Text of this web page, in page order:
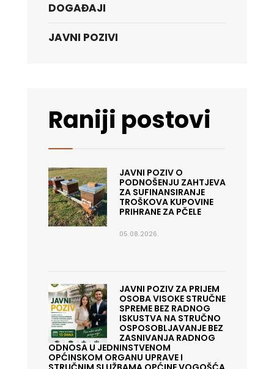
DOGAĐAJI
JAVNI POZIVI
Raniji postovi
JAVNI POZIV O
PODNOŠENJU ZAHTJEVA
ZA SUFINANSIRANJE
TROŠKOVA KUPOVINE
PRIHRANE ZA PČELE
05.08.2026.
JAVNI POZIV ZA PRIJEM
OSOBA VISOKE STRUČNE
SPREME BEZ RADNOG
ISKUSTVA NA STRUČNO
OSPOSOBLJAVANJE BEZ
ZASNIVANJA RADNOG
ODNOSA U JEDNINSTVENOM
OPĆINSKOM ORGANU UPRAVE I